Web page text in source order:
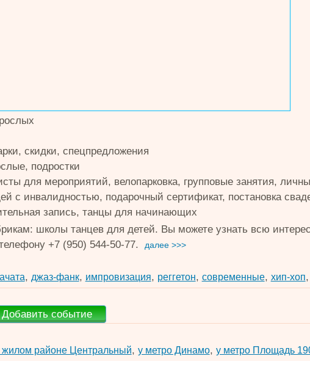
скидки, спецпредложения
подростки
для мероприятий, велопарковка, групповые занятия,
с инвалидностью, подарочный сертификат, постановка
запись, танцы для начинающих
школы танцев для детей. Вы можете узнать всю
+7 (950) 544-50-77.
далее >>>
, джаз-фанк, импровизация, реггетон, современные, хип-хоп,
жилом районе Центральный, у метро Динамо, у метро Площадь